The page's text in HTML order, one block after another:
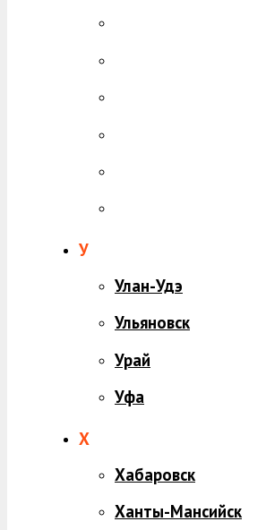
У
Улан-Удэ
Ульяновск
Урай
Уфа
Х
Хабаровск
Ханты-Мансийск